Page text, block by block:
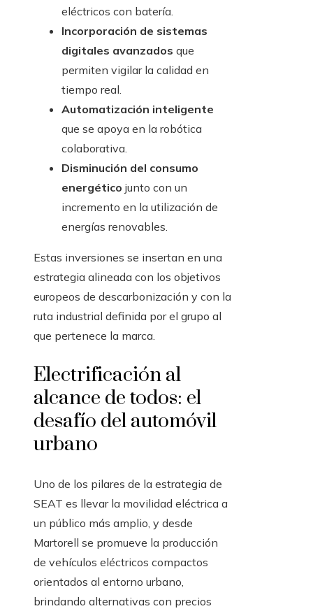
eléctricos con batería.
Incorporación de sistemas
digitales avanzados que
permiten vigilar la calidad en
tiempo real.
Automatización inteligente
que se apoya en la robótica
colaborativa.
Disminución del consumo
energético junto con un
incremento en la utilización de
energías renovables.
Estas inversiones se insertan en una
estrategia alineada con los objetivos
europeos de descarbonización y con la
ruta industrial definida por el grupo al
que pertenece la marca.
Electrificación al
alcance de todos: el
desafío del automóvil
urbano
Uno de los pilares de la estrategia de
SEAT es llevar la movilidad eléctrica a
un público más amplio, y desde
Martorell se promueve la producción
de vehículos eléctricos compactos
orientados al entorno urbano,
brindando alternativas con precios